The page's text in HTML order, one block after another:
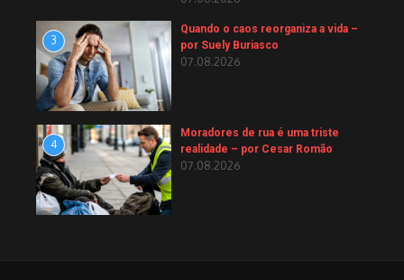
3
Quando o caos reorganiza a vida –
por Suely Buriasco
07.08.2026
4
Moradores de rua é uma triste
realidade – por Cesar Romão
07.08.2026